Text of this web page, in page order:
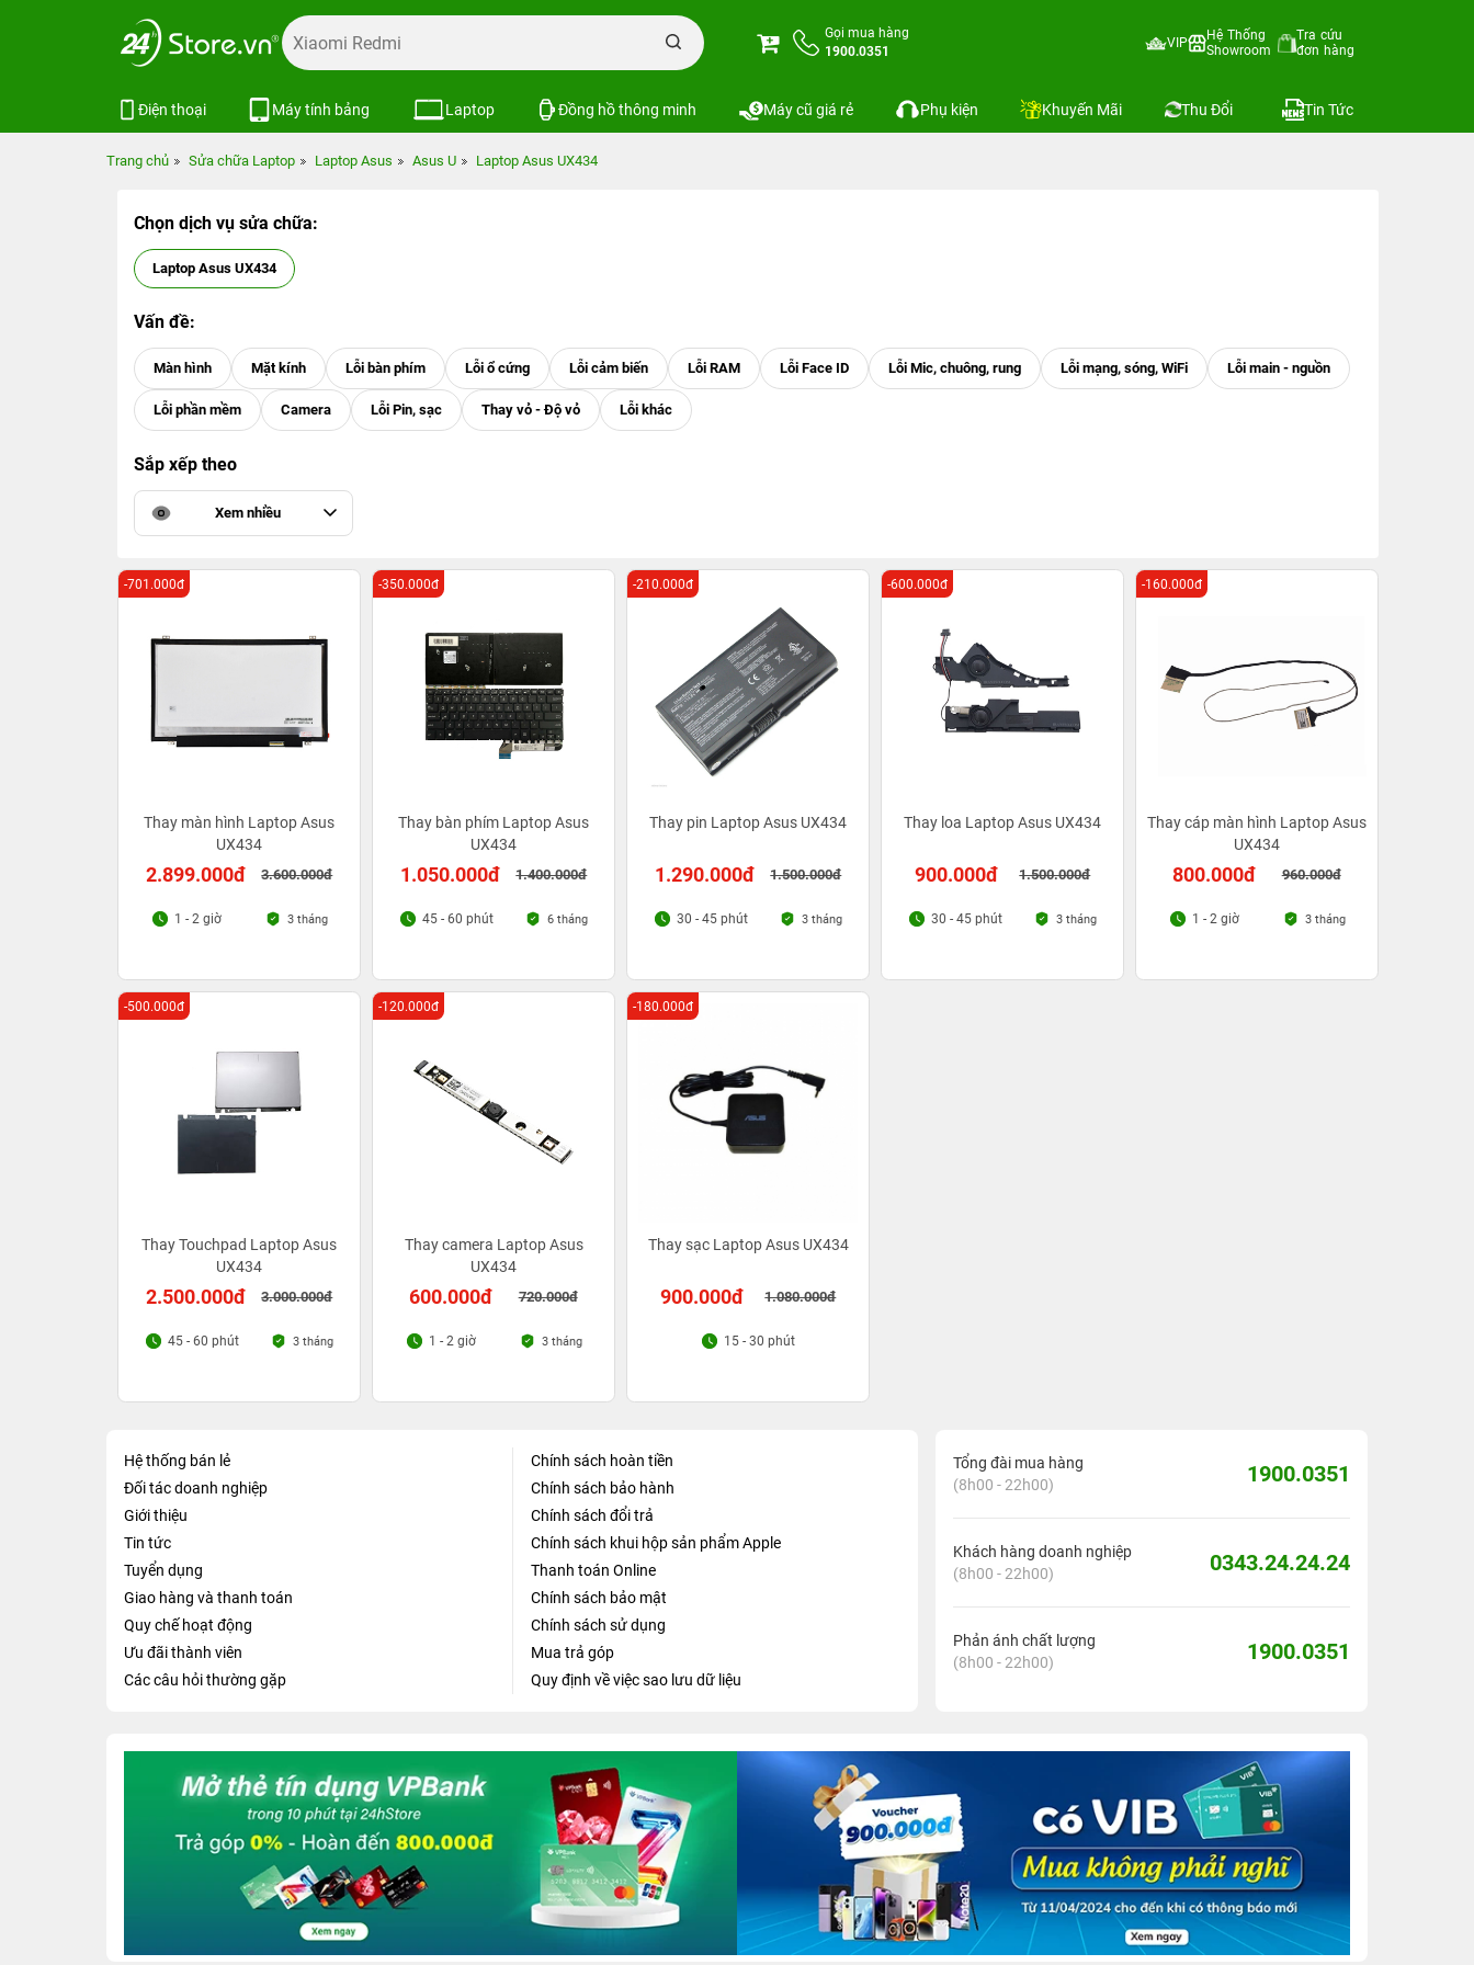
Gọi mua hàng
1900.0351
VIP
Hệ Thống
Showroom
Tra cứu
đơn hàng
Điện thoại Máy tính bảng Laptop Đồng hồ thông minh Máy cũ giá rẻ Phụ kiện Khuyến Mãi Thu Đổi Tin Tức
Trang chủ Sửa chữa Laptop Laptop Asus Asus U Laptop Asus UX434
Chọn dịch vụ sửa chữa:
Laptop Asus UX434
Vấn đề:
Sắp xếp theo
Xem nhiều
Thay màn hình Laptop Asus
UX434
2.899.000đ 3.600.000đ
-701.000đ
1 - 2 giờ 3 tháng
Thay bàn phím Laptop Asus
UX434
1.050.000đ 1.400.000đ
-350.000đ
45 - 60 phút 6 tháng
Thay pin Laptop Asus UX434
1.290.000đ 1.500.000đ
-210.000đ
30 - 45 phút 3 tháng
Thay loa Laptop Asus UX434
900.000đ 1.500.000đ
-600.000đ
30 - 45 phút 3 tháng
Thay cáp màn hình Laptop Asus
UX434
800.000đ 960.000đ
-160.000đ
1 - 2 giờ 3 tháng
Thay Touchpad Laptop Asus
UX434
2.500.000đ 3.000.000đ
-500.000đ
45 - 60 phút 3 tháng
Thay camera Laptop Asus
UX434
600.000đ 720.000đ
-120.000đ
1 - 2 giờ 3 tháng
Thay sạc Laptop Asus UX434
900.000đ 1.080.000đ
-180.000đ
15 - 30 phút
Hệ thống bán lẻ
Đối tác doanh nghiệp
Giới thiệu
Tin tức
Tuyển dụng
Giao hàng và thanh toán
Quy chế hoạt động
Ưu đãi thành viên
Các câu hỏi thường gặp
Chính sách hoàn tiền
Chính sách bảo hành
Chính sách đổi trả
Chính sách khui hộp sản phẩm Apple
Thanh toán Online
Chính sách bảo mật
Chính sách sử dụng
Mua trả góp
Quy định về việc sao lưu dữ liệu
Tổng đài mua hàng
(8h00 - 22h00)
1900.0351
Khách hàng doanh nghiệp
(8h00 - 22h00)
0343.24.24.24
Phản ánh chất lượng
(8h00 - 22h00)
1900.0351